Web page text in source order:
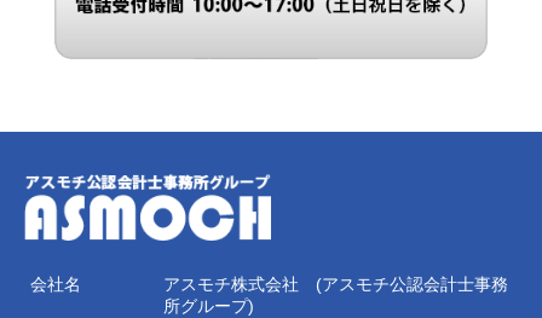
会社名
アスモチ株式会社 (アスモチ公認会計士事務
所グループ)